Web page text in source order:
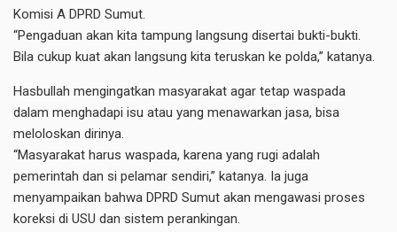
Komisi A DPRD Sumut.
“Pengaduan akan kita tampung langsung disertai bukti-bukti.
Bila cukup kuat akan langsung kita teruskan ke polda,” katanya.
Hasbullah mengingatkan masyarakat agar tetap waspada
dalam menghadapi isu atau yang menawarkan jasa, bisa
meloloskan dirinya.
“Masyarakat harus waspada, karena yang rugi adalah
pemerintah dan si pelamar sendiri,” katanya. Ia juga
menyampaikan bahwa DPRD Sumut akan mengawasi proses
koreksi di USU dan sistem perankingan.